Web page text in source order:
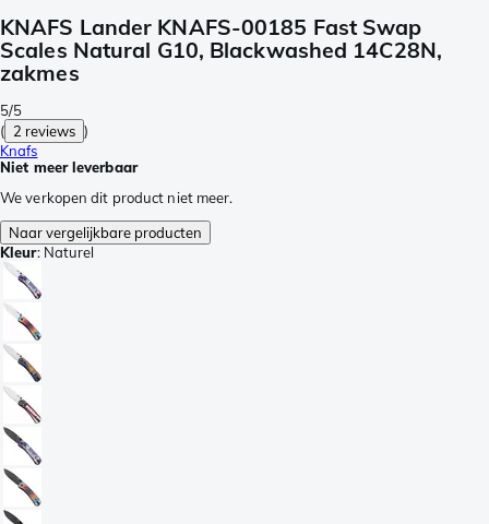
KNAFS Lander KNAFS-00185 Fast Swap
Scales Natural G10, Blackwashed 14C28N,
zakmes
5/5
( 2 reviews )
Knafs
Niet meer leverbaar
We verkopen dit product niet meer.
Naar vergelijkbare producten
Kleur: Naturel